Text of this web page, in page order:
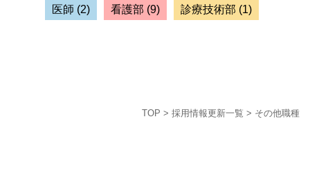
医師 (2) 看護部 (9) 診療技術部 (1)
TOP > 採用情報更新一覧 > その他職種